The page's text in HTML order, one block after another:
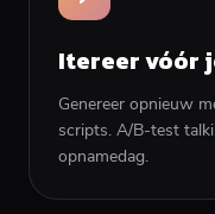
Itereer vóór
Genereer opnieuw
scripts. A/B-test
opnamedag.